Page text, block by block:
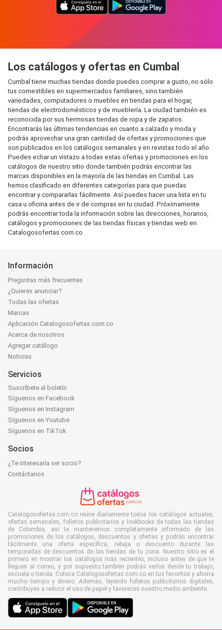
Los catálogos y ofertas en Cumbal
Cumbal tiene muchas tiendas donde puedes comprar a gusto, no sólo
tus comestibles en supermercados familiares, sino también
variedades, computadores o muebles en tiendas para el hogar,
tiendas de electrodomésticos y de mueblería. La ciudad también es
reconocida por sus hermosas tiendas de ropa y de zapatos.
Encontrarás las últimas tendencias en cuanto a calzado y moda y
podrás aprovechar una gran cantidad de ofertas y promociones que
son publicados en los catálogos semanales y en revistas todo el año.
Puedes echar un vistazo a todas estas ofertas y promociones en los
catálogos de nuestro sitio donde también podrás encontrar las
marcas disponibles en la mayoría de las tiendas en Cumbal. Las
hemos clasificado en diferentes categorías para que puedas
encontrar y compararlas fácilmente. Así puedes hacer una lista en tu
casa u oficina antes de ir de compras en tu ciudad. Próximamente
podrás encontrar toda la información sobre las direcciones, horarios,
catálogos y promociones de las tiendas físicas y tiendas web en
Catalogosofertas.com.co
Información
Preguntas más frecuentes
¿Quieres anunciar?
Todas las ofertas
Marcas
Aplicación Catalogosofertas.com.co
Acerca de nosotros
Agregar catálogo
Noticias
Servicios
Suscríbete al boletín
Síguenos en Facebook
Síguenos en Instagram
Síguenos en Youtube
Síguenos en TikTok
Socios
¿Te interesaría ser socio?
Contáctanos
Catalogosofertas.com.co reúne diariamente todos los catálogos actuales,
ofertas semanales, folletos publicitarios y lookbooks de todas las tiendas
de Colombia, así te mantenemos completamente informado de las
promociones de los catálogos, descuentos y ofertas y podrás encontrar
fácilmente una oferta específica, rebaja o descuento durante las
temporadas de descuentos de las tiendas de tu zona. Nuestro sitio es el
primero en mostrar los catálogos más recientes, incluso antes de que te
lleguen al correo, y por supuesto también podrás verlos desde tu trabajo,
escuela o tienda. Coloca Catalogosofertas.com.co en tus favoritos y ahorra
mucho tiempo y dinero. Además, leyendo folletos publicitarios digitales,
contribuyes a reducir el uso de papel y favoreces nuestro medio ambiente.